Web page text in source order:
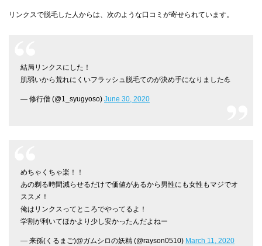
リンクスで脱毛した人からは、次のような口コミが寄せられています。
結局リンクスにした！
肌弱いから荒れにくいフラッシュ脱毛てのが決め手になりました💪
— 修行僧 (@1_syugyoso) June 30, 2020
めちゃくちゃ楽！！
あの剃る時間減らせるだけで価値があるから男性にも女性もマジでオ
ススメ！
俺はリンクスってところでやってるよ！
学割が利いてほかより少し安かったんだよねー
— 来孫(くるまご)@ガムシロの妖精 (@rayson0510) March 11, 2020